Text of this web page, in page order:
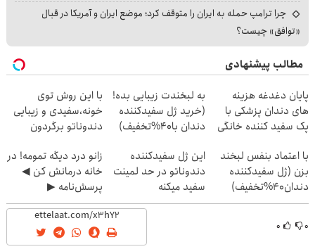
چرا ترامپ حمله به ایران را متوقف کرد؛ موضع ایران و آمریکا در قبال
«توافق» چیست؟
مطالب پیشنهادی
پایان دغدغه هزینه
های دندان پزشکی با
پک سفید کننده خانگی
به لبخندت زیبایی بده!
(خرید ژل سفیدکننده
دندان با40%تخفیف)
با این روش توی
خونه،سفیدی و زیبایی
دندوناتو برگردون
با اعتماد بنفس لبخند
بزن (ژل سفیدکننده
دندان40%تخفیف)
این ژل سفیدکننده
دندوناتو در حد لمینت
سفید میکنه
(40%تخفیف)
زانو درد دیگه تمومه! در
خانه درمانش کن ◀
پرسش‌نامه ▶
۰ ۰